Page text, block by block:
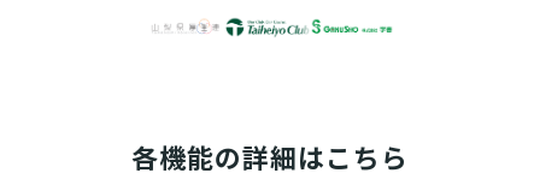
各機能の詳細はこちら